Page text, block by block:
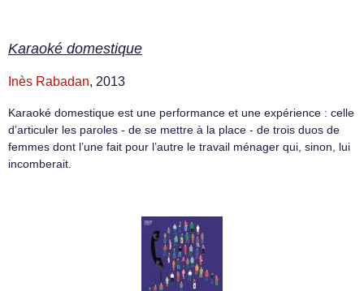
Karaoké domestique
Inès Rabadan, 2013
Karaoké domestique est une performance et une expérience : celle
d’articuler les paroles - de se mettre à la place - de trois duos de
femmes dont l’une fait pour l’autre le travail ménager qui, sinon, lui
incomberait.